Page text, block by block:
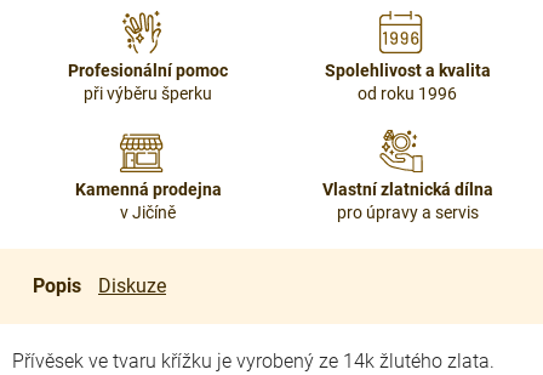
Profesionální pomoc
při výběru šperku
Spolehlivost a kvalita
od roku 1996
Kamenná prodejna
v Jičíně
Vlastní zlatnická dílna
pro úpravy a servis
Popis Diskuze
Přívěsek ve tvaru křížku je vyrobený ze 14k žlutého zlata.